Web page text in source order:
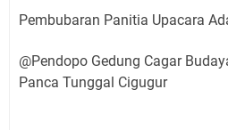
Pembubaran Panitia Upacara
@Pendopo Gedung Cagar
Panca Tunggal Cigugur